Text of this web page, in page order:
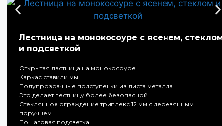
Лестница на монокосоуре с ясенем,
и подсветкой
Открытая лестница на монокосоуре.
Каркас ставили мы.
Полупрозрачные подступенки из листа металла.
Это делает лестницу более безопасной.
Стеклянное ограждение триплекс 12 мм с деревянным
поручнем.
Пошаговая подсветка